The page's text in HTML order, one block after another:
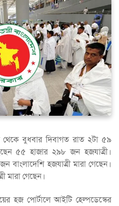
বুধবার দিবাগত রাত ২টা ৫৯
৫৫ হাজার ২৯৮ জন হজযাত্রী।
হজযাত্রী মারা গেছেন।
মারা গেছেন।
হজ পোর্টালে আইটি হেল্পডেস্কের